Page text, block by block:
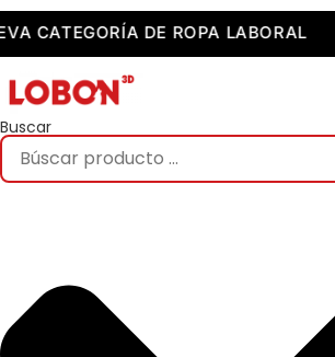
Saltar
al
contenido
NUEVA CATEGORÍA DE ROPA LABORAL
Buscar